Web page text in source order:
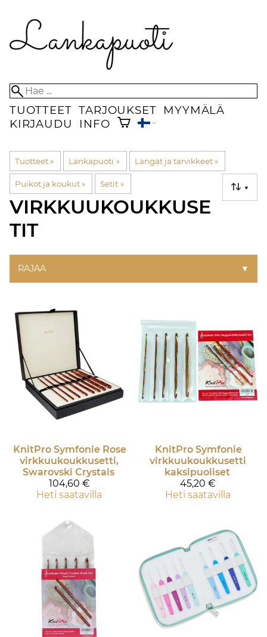
TUOTTEET TARJOUKSET
MYYMÄLÄ
KIRJAUDU
INFO
Tuotteet‪» Lankapuoti ‪» Langat ja tarvikkeet ‪»
Puikot ja koukut‪» Setit ‪» ▼
VIRKKUUKOUKKUSE
TIT
RAJAA ▼
KnitPro Symfonie Rose
virkkuukoukkusetti,
Swarovski Crystals
104,60 €
Heti saatavilla
KnitPro Symfonie
virkkuukoukkusetti
kaksipuoliset
45,20 €
Heti saatavilla